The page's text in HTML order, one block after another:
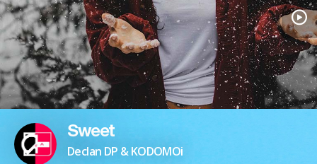
Sweet
Declan DP & KODOMOi